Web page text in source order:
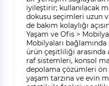
iyileştirir; kullanılacak
dokusu seçimleri uzun
de bakım kolaylığı
Yaşam ve Ofis >
Mobilyaları
ürün çeşitliliği arasında
raf sistemleri, konsol
depolama çözümleri ön
yaşam tarzına ve evin